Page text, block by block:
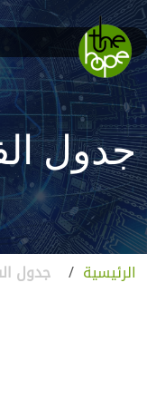
جدول
الرئيسية / جدول